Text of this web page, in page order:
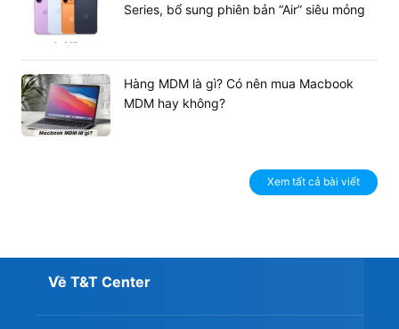
Series, bổ sung phiên bản “Air” siêu mỏng
Hàng MDM là gì? Có nên mua Macbook
MDM hay không?
Xem tất cả bài viết
Về T&T Center